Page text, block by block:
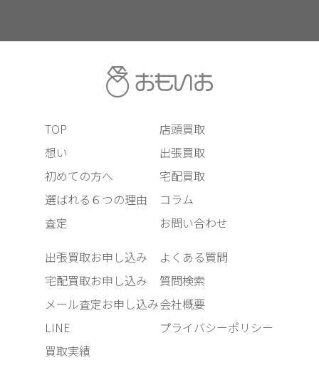
TOP
想い
初めての方へ
選ばれる６つの理由
査定
店頭買取
出張買取
宅配買取
コラム
お問い合わせ
出張買取お申し込み
宅配買取お申し込み
メール査定お申し込み
LINE
買取実績
よくある質問
質問検索
会社概要
プライバシーポリシー